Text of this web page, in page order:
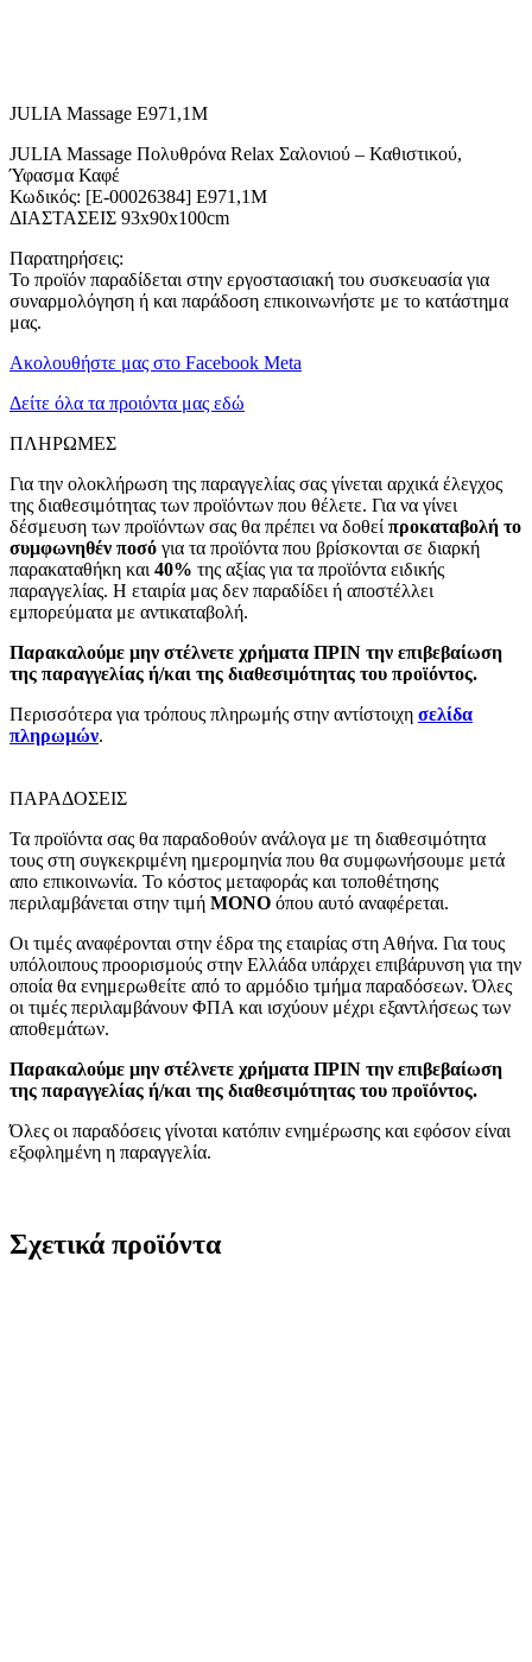
JULIA Massage E971,1M
JULIA Massage Πολυθρόνα Relax Σαλονιού – Καθιστικού,
Ύφασμα Καφέ
Κωδικός: [Ε-00026384] Ε971,1Μ
ΔΙΑΣΤΑΣΕΙΣ 93x90x100cm
Παρατηρήσεις:
Το προϊόν παραδίδεται στην εργοστασιακή του συσκευασία για
συναρμολόγηση ή και παράδοση επικοινωνήστε με το κατάστημα
μας.
Ακολουθήστε μας στο Facebook Meta
Δείτε όλα τα προιόντα μας εδώ
ΠΛΗΡΩΜΕΣ
Για την ολοκλήρωση της παραγγελίας σας γίνεται αρχικά έλεγχος
της διαθεσιμότητας των προϊόντων που θέλετε. Για να γίνει
δέσμευση των προϊόντων σας θα πρέπει να δοθείπροκαταβολή το
συμφωνηθέν ποσό για τα προϊόντα που βρίσκονται σε διαρκή
παρακαταθήκη και40% της αξίας για τα προϊόντα ειδικής
παραγγελίας. Η εταιρία μας δεν παραδίδει ή αποστέλλει
εμπορεύματα με αντικαταβολή.
Παρακαλούμε μην στέλνετε χρήματα ΠΡΙΝ την επιβεβαίωση
της παραγγελίας ή/και της διαθεσιμότητας του προϊόντος.
Περισσότερα για τρόπους πληρωμής στην αντίστοιχη σελίδα
πληρωμών.
ΠΑΡΑΔΟΣΕΙΣ
Τα προϊόντα σας θα παραδοθούν ανάλογα με τη διαθεσιμότητα
τους στη συγκεκριμένη ημερομηνία που θα συμφωνήσουμε μετά
απο επικοινωνία. Το κόστος μεταφοράς και τοποθέτησης
περιλαμβάνεται στην τιμή MONO όπου αυτό αναφέρεται.
Οι τιμές αναφέρονται στην έδρα της εταιρίας στη Αθήνα. Για τους
υπόλοιπους προορισμούς στην Ελλάδα υπάρχει επιβάρυνση για την
οποία θα ενημερωθείτε από το αρμόδιο τμήμα παραδόσεων. Όλες
οι τιμές περιλαμβάνουν ΦΠΑ και ισχύουν μέχρι εξαντλήσεως των
αποθεμάτων.
Παρακαλούμε μην στέλνετε χρήματα ΠΡΙΝ την επιβεβαίωση
της παραγγελίας ή/και της διαθεσιμότητας του προϊόντος.
Όλες οι παραδόσεις γίνοται κατόπιν ενημέρωσης και εφόσον είναι
εξοφλημένη η παραγγελία.
Σχετικά προϊόντα